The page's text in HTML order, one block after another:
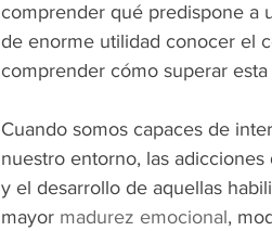
comprender qué predispone a
de enorme utilidad conocer el
comprender cómo superar
Cuando somos capaces de
nuestro entorno, las
y el desarrollo de aquellas
mayor madurez emocional,